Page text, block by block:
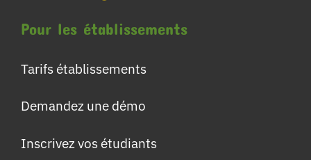
Pour les établissements
Tarifs établissements
Demandez une démo
Inscrivez vos étudiants